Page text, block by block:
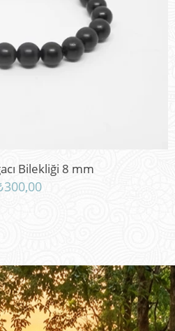
Bilekliği 8 mm
300,00